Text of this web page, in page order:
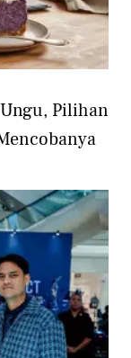
Pilihan